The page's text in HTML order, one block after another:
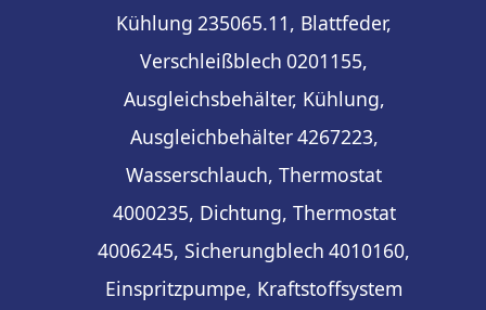
Kühlung 235065.11, Blattfeder,
Verschleißblech 0201155,
Ausgleichsbehälter, Kühlung,
Ausgleichbehälter4267223,
Wasserschlauch, Thermostat
4000235, Dichtung, Thermostat
4006245, Sicherungblech 4010160,
Einspritzpumpe, Kraftstoffsystem